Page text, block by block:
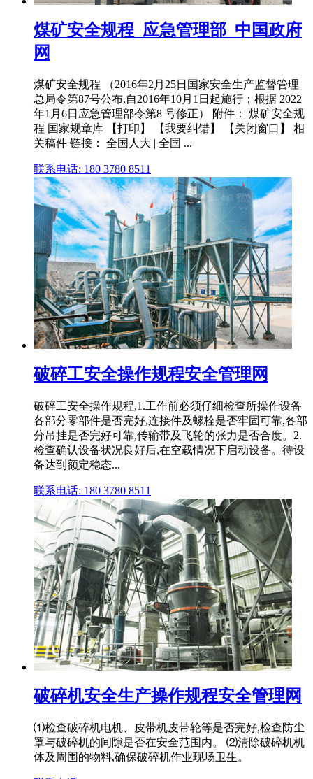
煤矿安全规程_应急管理部_中国政府
网
煤矿安全规程 （2016年2月25日国家安全生产监督管理
总局令第87号公布,自2016年10月1日起施行；根据 2022
年1月6日应急管理部令第8 号修正） 附件： 煤矿安全规
程 国家规章库 【打印】 【我要纠错】 【关闭窗口】 相
关稿件 链接： 全国人大 | 全国 ...
联系电话: 180 3780 8511
破碎工安全操作规程安全管理网
破碎工安全操作规程,1.工作前必须仔细检查所操作设备
各部分零部件是否完好,连接件及螺栓是否牢固可靠,各部
分吊挂是否完好可靠,传输带及飞轮的张力是否合度。2.
检查确认设备状况良好后,在空载情况下启动设备。待设
备达到额定稳态...
联系电话: 180 3780 8511
破碎机安全生产操作规程安全管理网
⑴检查破碎机电机、皮带机皮带轮等是否完好,检查防尘
罩与破碎机的间隙是否在安全范围内。 ⑵清除破碎机机
体及周围的物料,确保破碎机作业现场卫生。